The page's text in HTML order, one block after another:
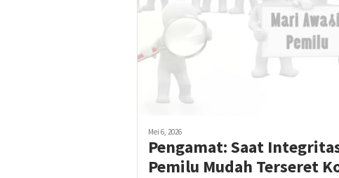
Mei 6, 2026
Pengamat: Saat
Pemilu Mudah Terseret